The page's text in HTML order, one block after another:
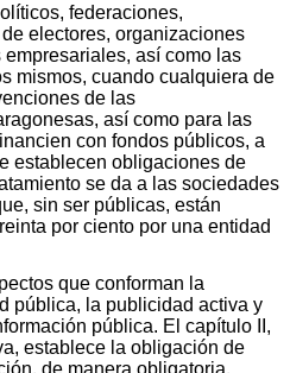
federaciones,
electores, organizaciones
así como las
mismos, cuando cualquiera de
de las
así como para las
con fondos públicos, a
establecen obligaciones de
se da a las sociedades
sin ser públicas, están
por ciento por una entidad
que conforman la
pública, la publicidad activa y
pública. El capítulo II,
establece la obligación de
de manera obligatoria,